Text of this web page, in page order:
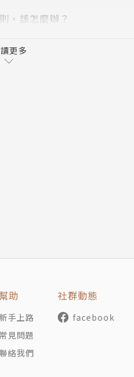
，該怎麼辦？
更多
幫助
手上路
常見問題
絡我們
社群動態
facebook